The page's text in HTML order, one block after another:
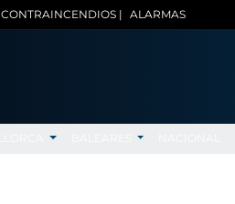
CONTRAINCENDIOS | ALARMAS